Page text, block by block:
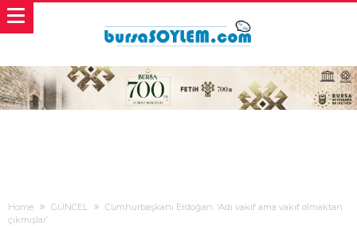
Home GÜNCEL
Cumhurbaşkanı Erdoğan: ‘Adı vakıf ama vakıf olmaktan
çıkmışlar’